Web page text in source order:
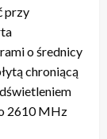
przy
o średnicy
chroniącą
2610 MHz